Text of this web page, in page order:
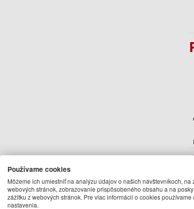
Používame cookies
Môžeme ich umiestniť na analýzu údajov o našich návštevníkoch, na
webových stránok, zobrazovanie prispôsobeného obsahu a na
zážitku z webových stránok. Pre viac informácií o cookies používame
nastavenia.